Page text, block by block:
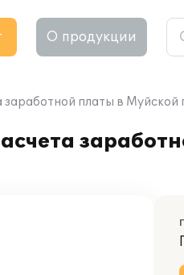
О продукции
платы в Муйской